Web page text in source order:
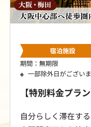
宿泊施設
期間：無期限
一部除外日がございま
【特別料金プラ
自分らしく滞在す